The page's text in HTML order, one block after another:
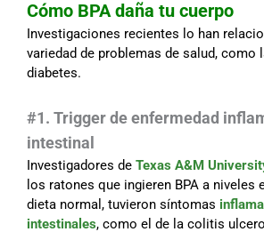
Cómo BPA daña tu cuerpo
Investigaciones recientes lo han
variedad de problemas de salud, como
diabetes.
#1. Trigger de enfermedad
intestinal
Investigadores de Texas A&M
los ratones que ingieren BPA a niveles
dieta normal, tuvieron síntomas
intestinales, como el de la colitis